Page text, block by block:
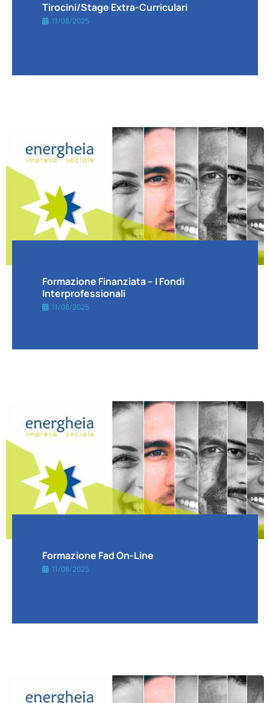
Tirocini/stage Extra-Curriculari
11/08/2025
Formazione Finanziata – I Fondi
Interprofessionali
11/08/2025
Formazione Fad On-Line
11/08/2025